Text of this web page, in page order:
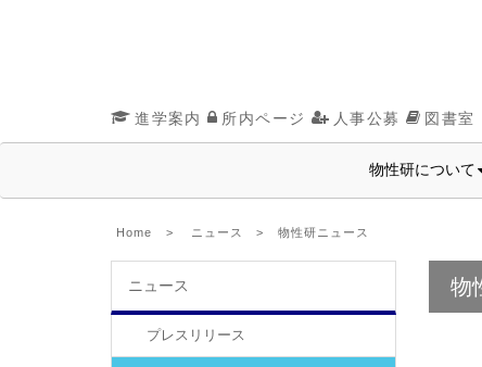
進学案内 所内ページ 人事公募 図書室
物性研について
Home > ニュース > 物性研ニュース
ニュース
プレスリリース
物